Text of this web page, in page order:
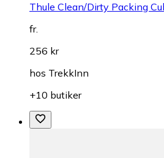
Thule Clean/Dirty Packing
fr.
256 kr
hos TrekkInn
+10 butiker